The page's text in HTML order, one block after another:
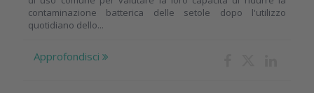
contaminazione batterica delle setole dopo l'utilizzo
quotidiano dello...
Approfondisci